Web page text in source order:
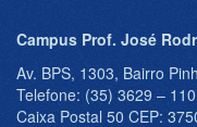
Campus Prof. José
Av. BPS, 1303, Bairro
Telefone: (35) 3629 –
Caixa Postal 50 CEP: